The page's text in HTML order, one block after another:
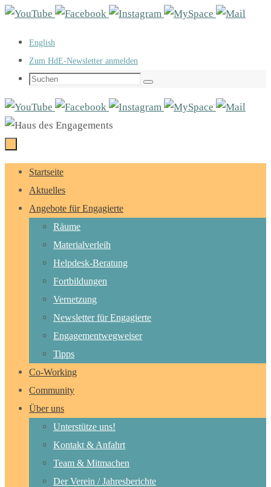
Zum
springen
English
Zum HdE-Newsletter anmelden
Suchen
Suchen
Zum
Inhalt
springen
Startseite
Aktuelles
Angebote für Engagierte
Räume
Materialverleih
Helpdesk-Beratung
Fortbildungen
Vernetzung
Newsletter für Engagierte
Engagementwegweiser
Tipps
Co-Working
Community
Über uns
Unterstütze uns!
Kontakt & Anfahrt
Team & Mitmachen
Der Verein / Jahresberichte